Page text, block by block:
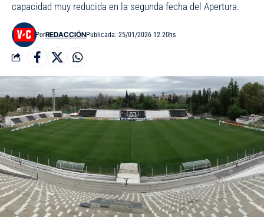
capacidad muy reducida en la segunda fecha del Apertura.
PorREDACCIÓNPublicada: 25/01/2026 12.20hs